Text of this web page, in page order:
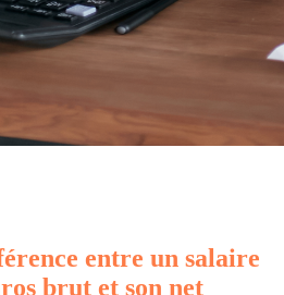
entre un salaire
brut et son net